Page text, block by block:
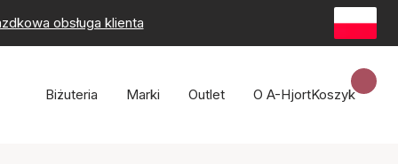
obsługa klienta
Biżuteria Marki Outlet O A-HjortKoszyk